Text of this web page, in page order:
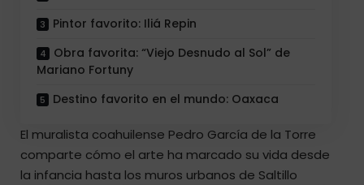
Pintor favorito: Iliá Repin
Obra favorita: “Viejo Desnudo al Sol” de
Mariano Fortuny
Destino favorito en el mundo: Oaxaca
El muralista coahuilense Pedro García de la Torre
comparte cómo el arte ha marcado su vida desde
la infancia hasta los muros urbanos de Saltillo